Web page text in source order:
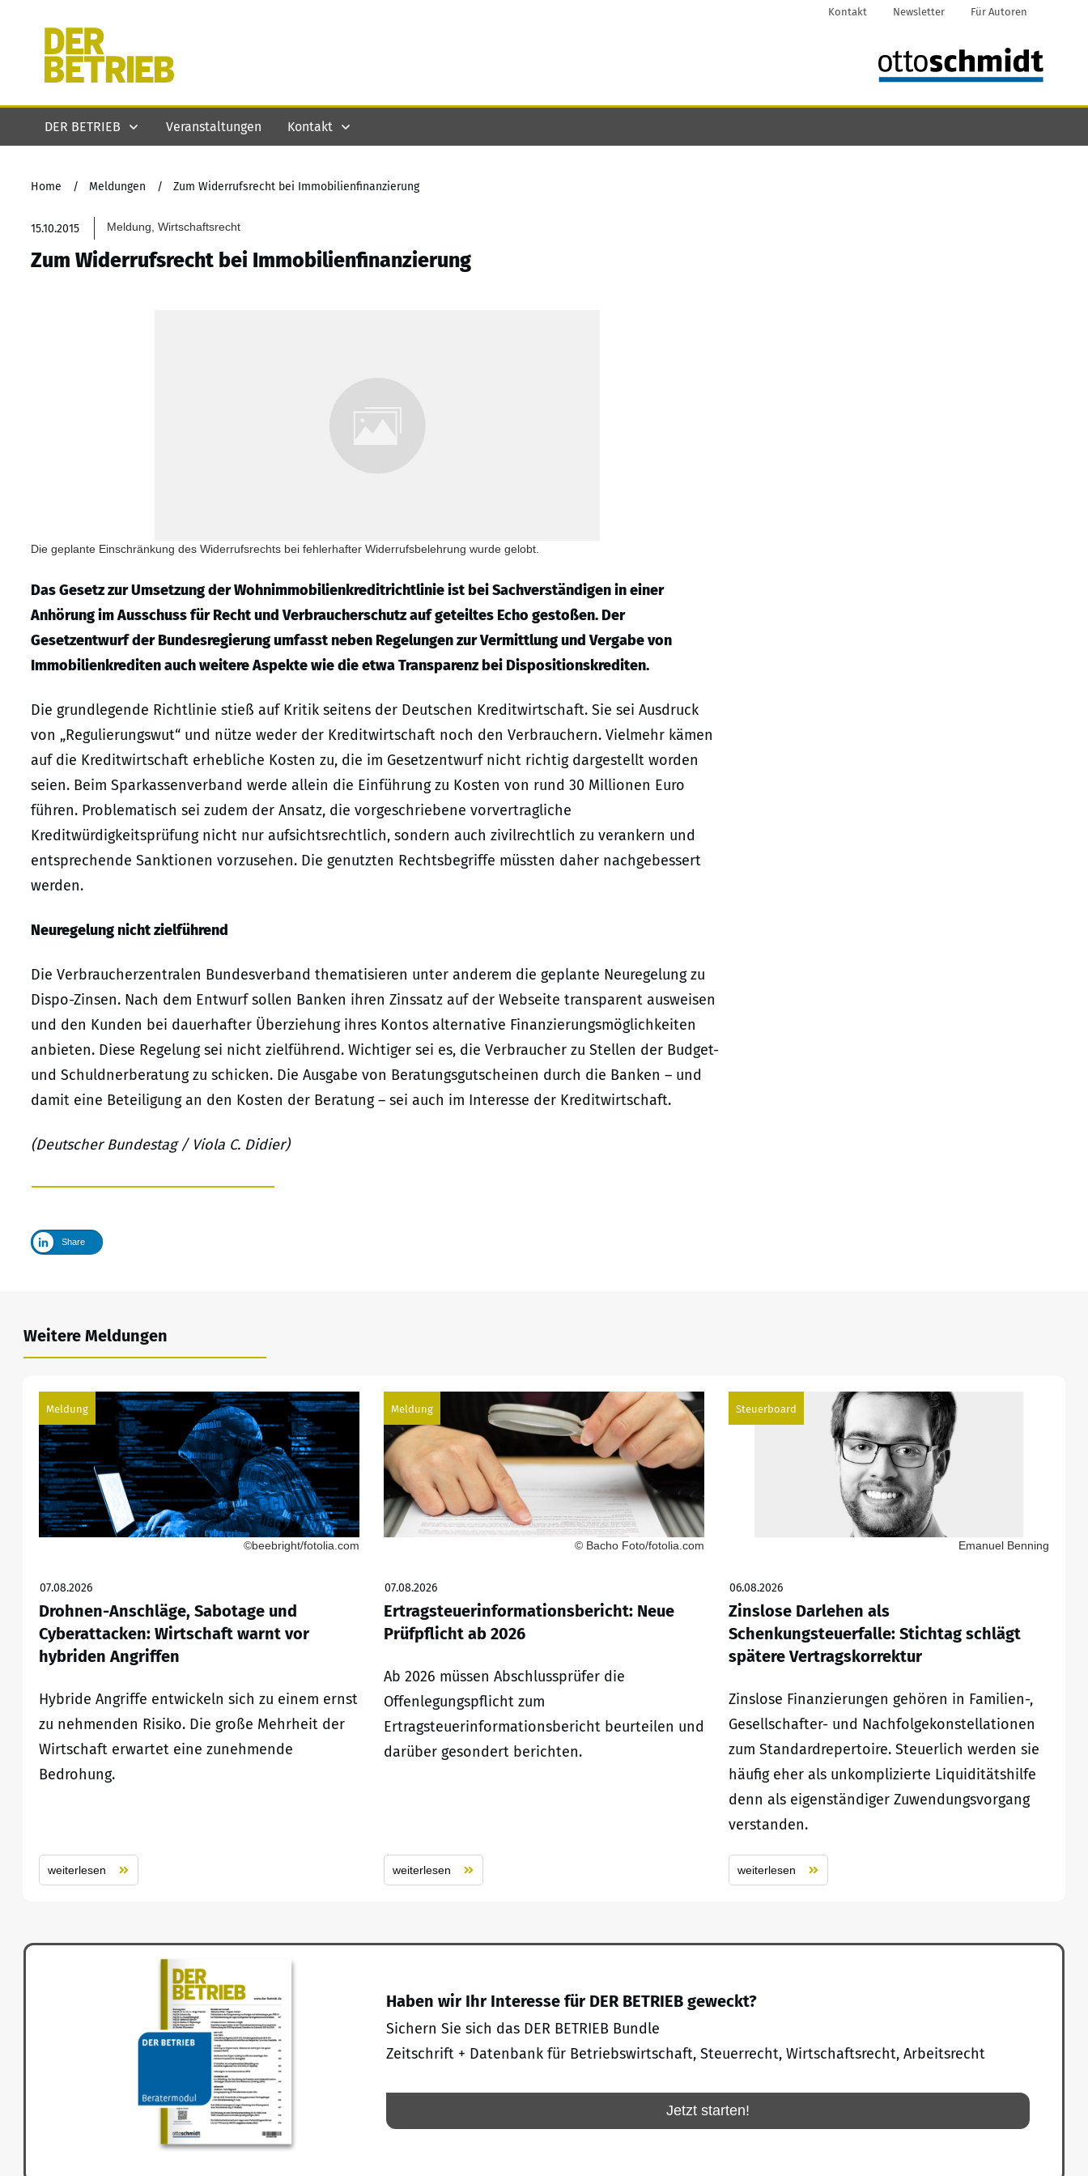
Kontakt Newsletter Für Autoren
DER BETRIEB Veranstaltungen Kontakt
Home / Meldungen / Zum Widerrufsrecht bei Immobilienfinanzierung
15.10.2015 Meldung, Wirtschaftsrecht
Zum Widerrufsrecht bei Immobilienfinanzierung
Die geplante Einschränkung des Widerrufsrechts bei fehlerhafter Widerrufsbelehrung wurde gelobt.
Das Gesetz zur Umsetzung der Wohnimmobilienkreditrichtlinie ist bei Sachverständigen in einer
Anhörung im Ausschuss für Recht und Verbraucherschutz auf geteiltes Echo gestoßen. Der
Gesetzentwurf der Bundesregierung umfasst neben Regelungen zur Vermittlung und Vergabe von
Immobilienkrediten auch weitere Aspekte wie die etwa Transparenz bei Dispositionskrediten.
Die grundlegende Richtlinie stieß auf Kritik seitens der Deutschen Kreditwirtschaft. Sie sei Ausdruck
von „Regulierungswut“ und nütze weder der Kreditwirtschaft noch den Verbrauchern. Vielmehr kämen
auf die Kreditwirtschaft erhebliche Kosten zu, die im Gesetzentwurf nicht richtig dargestellt worden
seien. Beim Sparkassenverband werde allein die Einführung zu Kosten von rund 30 Millionen Euro
führen. Problematisch sei zudem der Ansatz, die vorgeschriebene vorvertragliche
Kreditwürdigkeitsprüfung nicht nur aufsichtsrechtlich, sondern auch zivilrechtlich zu verankern und
entsprechende Sanktionen vorzusehen. Die genutzten Rechtsbegriffe müssten daher nachgebessert
werden.
Neuregelung nicht zielführend
Die Verbraucherzentralen Bundesverband thematisieren unter anderem die geplante Neuregelung zu
Dispo-Zinsen. Nach dem Entwurf sollen Banken ihren Zinssatz auf der Webseite transparent ausweisen
und den Kunden bei dauerhafter Überziehung ihres Kontos alternative Finanzierungsmöglichkeiten
anbieten. Diese Regelung sei nicht zielführend. Wichtiger sei es, die Verbraucher zu Stellen der Budget-
und Schuldnerberatung zu schicken. Die Ausgabe von Beratungsgutscheinen durch die Banken – und
damit eine Beteiligung an den Kosten der Beratung – sei auch im Interesse der Kreditwirtschaft.
(Deutscher Bundestag / Viola C. Didier)
Share
Weitere Meldungen
Meldung
©beebright/fotolia.com
07.08.2026
Drohnen-Anschläge, Sabotage und
Cyberattacken: Wirtschaft warnt vor
hybriden Angriffen
Hybride Angriffe entwickeln sich zu einem ernst
zu nehmenden Risiko. Die große Mehrheit der
Wirtschaft erwartet eine zunehmende
Bedrohung.
weiterlesen
Meldung
© Bacho Foto/fotolia.com
07.08.2026
Ertragsteuerinformationsbericht: Neue
Prüfpflicht ab 2026
Ab 2026 müssen Abschlussprüfer die
Offenlegungspflicht zum
Ertragsteuerinformationsbericht beurteilen und
darüber gesondert berichten.
weiterlesen
Steuerboard
Emanuel Benning
06.08.2026
Zinslose Darlehen als
Schenkungsteuerfalle: Stichtag schlägt
spätere Vertragskorrektur
Zinslose Finanzierungen gehören in Familien-,
Gesellschafter- und Nachfolgekonstellationen
zum Standardrepertoire. Steuerlich werden sie
häufig eher als unkomplizierte Liquiditätshilfe
denn als eigenständiger Zuwendungsvorgang
verstanden.
weiterlesen
Haben wir Ihr Interesse für DER BETRIEB geweckt?
Sichern Sie sich das DER BETRIEB Bundle
Zeitschrift + Datenbank für Betriebswirtschaft, Steuerrecht, Wirtschaftsrecht, Arbeitsrecht
Jetzt starten!